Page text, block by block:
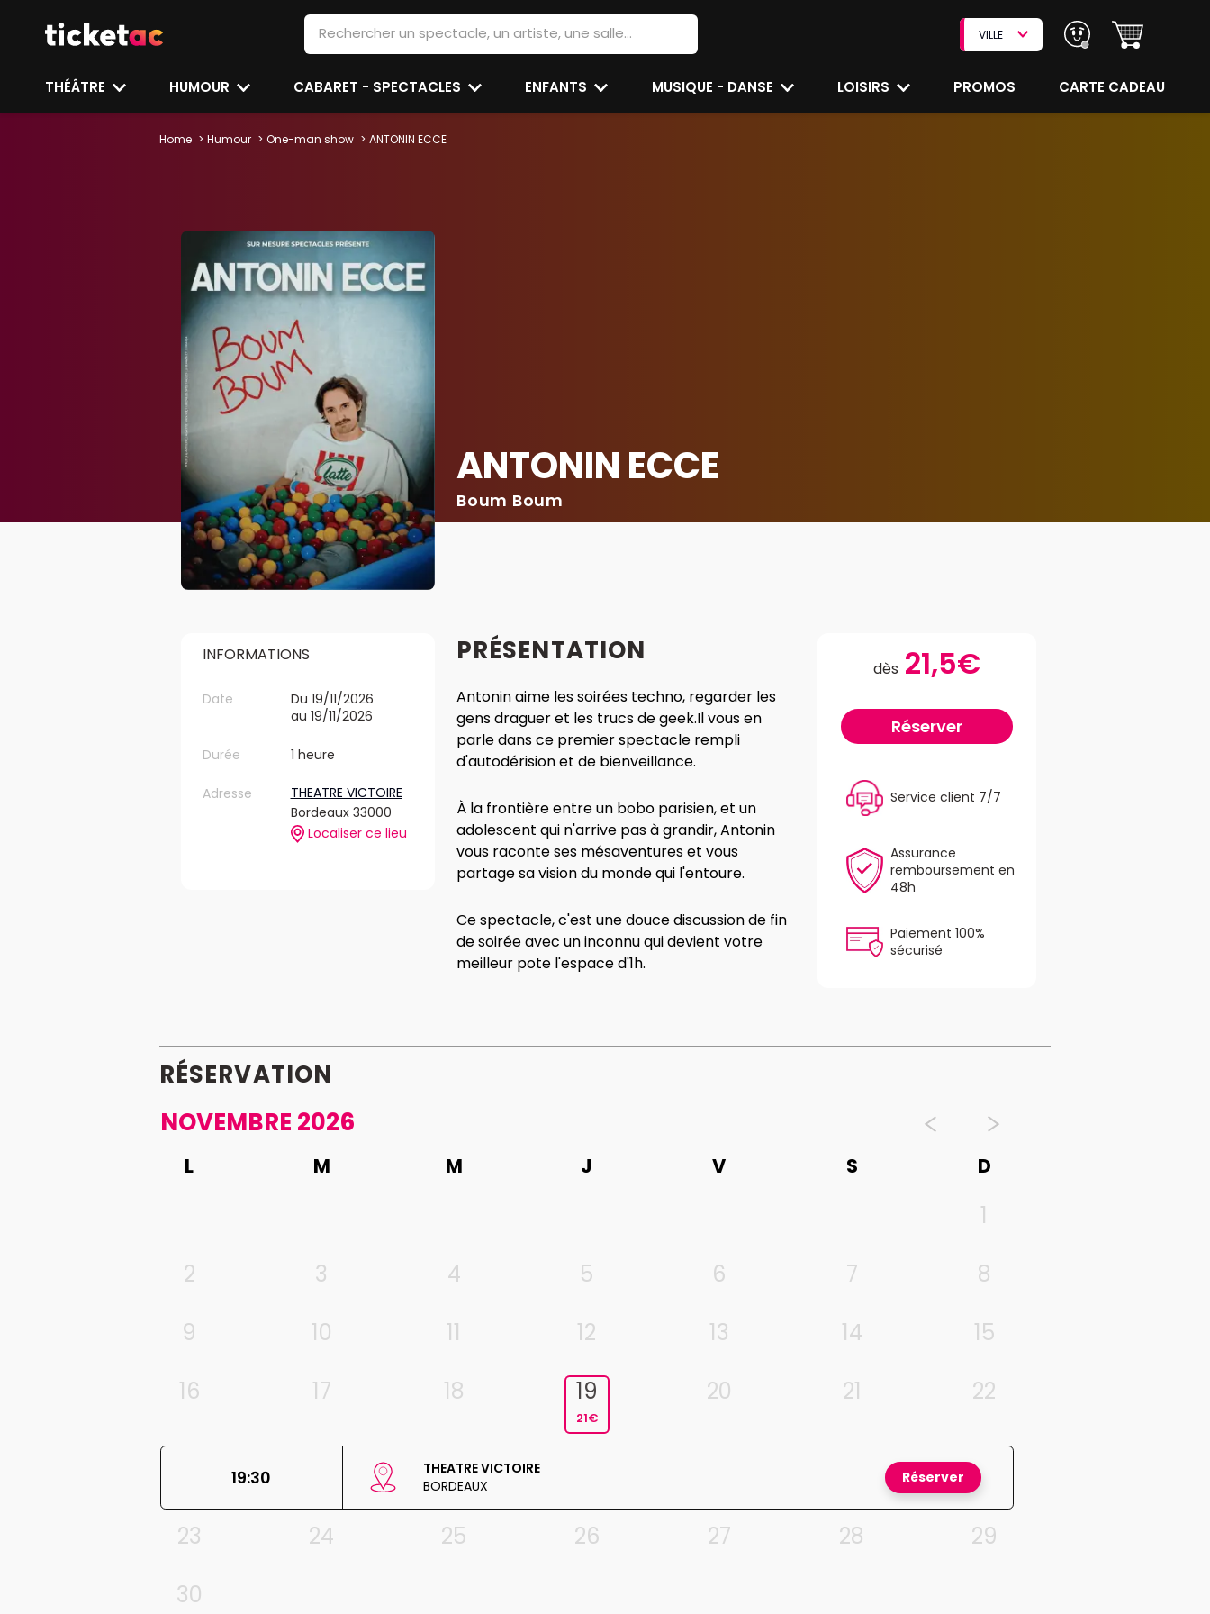
VILLE
THÉÂTRE HUMOUR CABARET - SPECTACLES ENFANTS MUSIQUE - DANSE LOISIRS PROMOS CARTE CADEAU
Home Humour One-man show ANTONIN ECCE
ANTONIN ECCE
Boum Boum
INFORMATIONS
Date
Du 19/11/2026
au 19/11/2026
Durée 1 heure
Adresse
THEATRE VICTOIRE
Bordeaux 33000
Localiser ce lieu
PRÉSENTATION
Antonin aime les soirées techno, regarder les
gens draguer et les trucs de geek.Il vous en
parle dans ce premier spectacle rempli
d'autodérision et de bienveillance.
À la frontière entre un bobo parisien, et un
adolescent qui n'arrive pas à grandir, Antonin
vous raconte ses mésaventures et vous
partage sa vision du monde qui l'entoure.
Ce spectacle, c'est une douce discussion de fin
de soirée avec un inconnu qui devient votre
meilleur pote l'espace d'1h.
dès 21,5€
Réserver
Service client 7/7
Assurance
remboursement en
48h
Paiement 100%
sécurisé
RÉSERVATION
NOVEMBRE 2026
L M M J V S D
1
2
3 4 5 6 7
8
9
10 11 12 13 14
15
16
17 18 19
21€
20 21 22
19:30
THEATRE VICTOIRE
BORDEAUX
Réserver
23 24 25 26 27 28
29
30